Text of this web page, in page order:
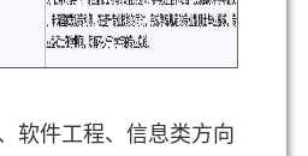
软件工程、信息类方向